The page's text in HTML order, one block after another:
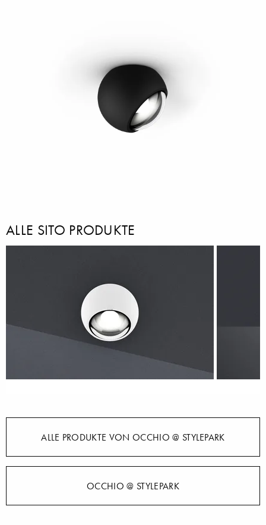
ALLE SITO PRODUKTE
ALLE PRODUKTE VON OCCHIO @ STYLEPARK
OCCHIO @ STYLEPARK